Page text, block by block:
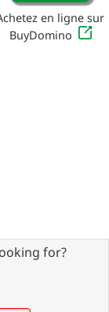
en ligne sur
BuyDomino
for?